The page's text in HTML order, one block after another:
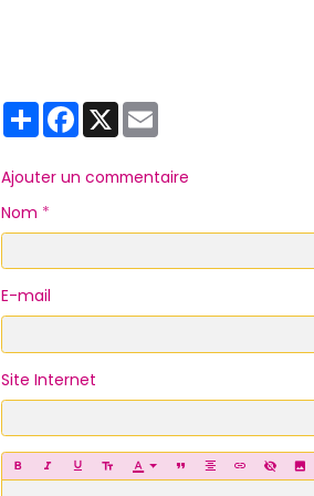
PartagerFacebook
X
Ajouter un commentaire
Nom
E-mail
Site Internet